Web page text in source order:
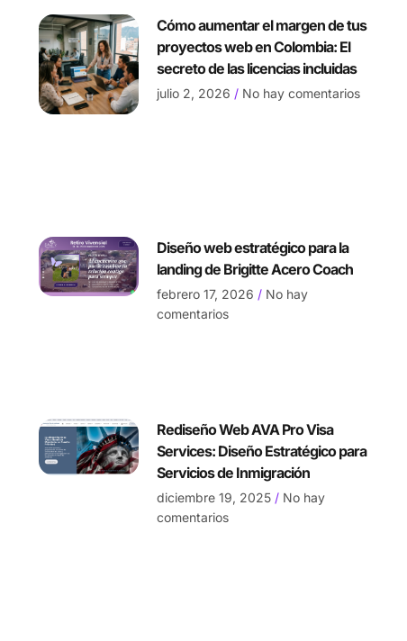
Cómo aumentar el margen de tus
proyectos web en Colombia: El
secreto de las licencias incluidas
julio 2, 2026 No hay comentarios
Diseño web estratégico para la
landing de Brigitte Acero Coach
febrero 17, 2026
No hay
comentarios
Rediseño Web AVA Pro Visa
Services: Diseño Estratégico para
Servicios de Inmigración
diciembre 19, 2025
No hay
comentarios